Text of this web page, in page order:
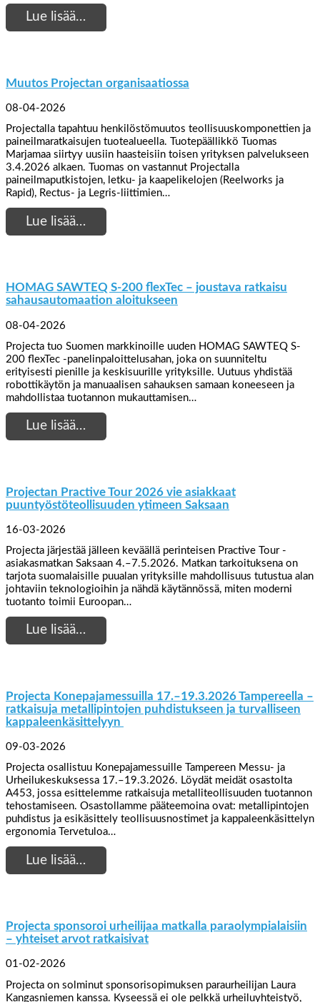
Lue lisää…
Muutos Projectan organisaatiossa
08-04-2026
Projectalla tapahtuu henkilöstömuutos teollisuuskomponettien ja
paineilmaratkaisujen tuotealueella. Tuotepäällikkö Tuomas
Marjamaa siirtyy uusiin haasteisiin toisen yrityksen palvelukseen
3.4.2026 alkaen. Tuomas on vastannut Projectalla
paineilmaputkistojen, letku- ja kaapelikelojen (Reelworks ja
Rapid), Rectus- ja Legris-liittimien…
Lue lisää…
HOMAG SAWTEQ S-200 flexTec – joustava ratkaisu
sahausautomaation aloitukseen
08-04-2026
Projecta tuo Suomen markkinoille uuden HOMAG SAWTEQ S-
200 flexTec -panelinpaloittelusahan, joka on suunniteltu
erityisesti pienille ja keskisuurille yrityksille. Uutuus yhdistää
robottikäytön ja manuaalisen sahauksen samaan koneeseen ja
mahdollistaa tuotannon mukauttamisen…
Lue lisää…
Projectan Practive Tour 2026 vie asiakkaat
puuntyöstöteollisuuden ytimeen Saksaan
16-03-2026
Projecta järjestää jälleen keväällä perinteisen Practive Tour -
asiakasmatkan Saksaan 4.–7.5.2026. Matkan tarkoituksena on
tarjota suomalaisille puualan yrityksille mahdollisuus tutustua alan
johtaviin teknologioihin ja nähdä käytännössä, miten moderni
tuotanto toimii Euroopan…
Lue lisää…
Projecta Konepajamessuilla 17.–19.3.2026 Tampereella –
ratkaisuja metallipintojen puhdistukseen ja turvalliseen
kappaleenkäsittelyyn
09-03-2026
Projecta osallistuu Konepajamessuille Tampereen Messu- ja
Urheilukeskuksessa 17.–19.3.2026. Löydät meidät osastolta
A453, jossa esittelemme ratkaisuja metalliteollisuuden tuotannon
tehostamiseen. Osastollamme pääteemoina ovat: metallipintojen
puhdistus ja esikäsittely teollisuusnostimet ja kappaleenkäsittelyn
ergonomia Tervetuloa…
Lue lisää…
Projecta sponsoroi urheilijaa matkalla paraolympialaisiin
– yhteiset arvot ratkaisivat
01-02-2026
Projecta on solminut sponsorisopimuksen paraurheilijan Laura
Kangasniemen kanssa. Kyseessä ei ole pelkkä urheiluyhteistyö,